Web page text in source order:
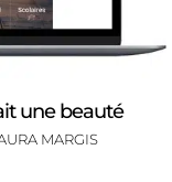
une beauté
MARGIS